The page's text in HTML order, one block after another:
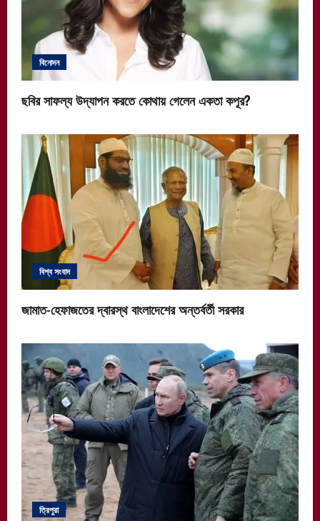
বিনোদন
ছবির সাফল্য উদ্‌যাপন করতে কোথায় গেলেন একতা কপূর?
বিশ্ব সংবাদ
জামাত-হেফাজতের দ্বারস্থ বাংলাদেশের অন্তর্বর্তী সরকার
ত্রিপুরা